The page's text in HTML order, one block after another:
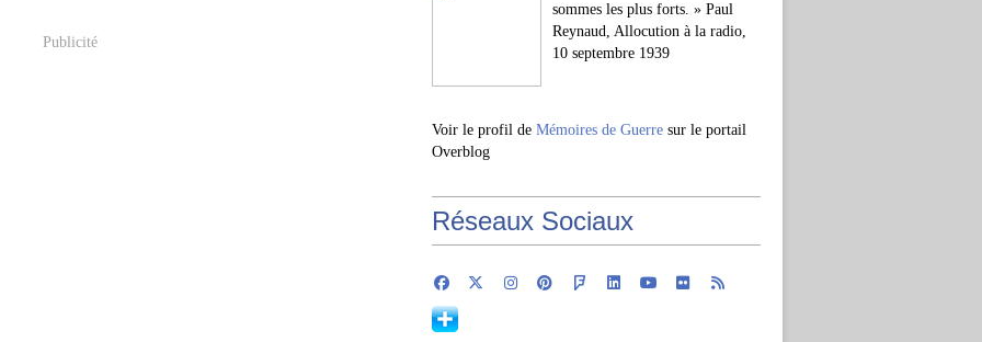
Publicité
sommes les plus forts. » Paul
Reynaud, Allocution à la radio,
10 septembre 1939
Voir le profil de Mémoires de Guerre sur le portail
Overblog
Réseaux Sociaux